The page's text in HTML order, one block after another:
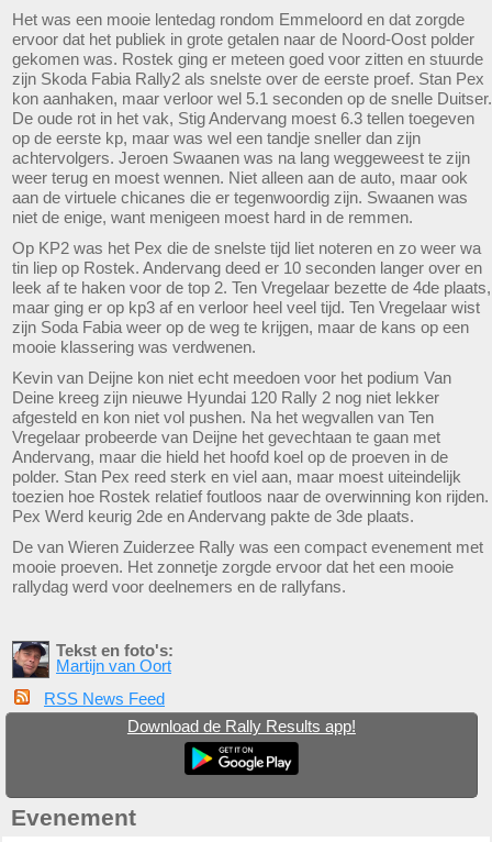
Het was een mooie lentedag rondom Emmeloord en dat zorgde
ervoor dat het publiek in grote getalen naar de Noord-Oost polder
gekomen was. Rostek ging er meteen goed voor zitten en stuurde
zijn Skoda Fabia Rally2 als snelste over de eerste proef. Stan Pex
kon aanhaken, maar verloor wel 5.1 seconden op de snelle Duitser.
De oude rot in het vak, Stig Andervang moest 6.3 tellen toegeven
op de eerste kp, maar was wel een tandje sneller dan zijn
achtervolgers. Jeroen Swaanen was na lang weggeweest te zijn
weer terug en moest wennen. Niet alleen aan de auto, maar ook
aan de virtuele chicanes die er tegenwoordig zijn. Swaanen was
niet de enige, want menigeen moest hard in de remmen.
Op KP2 was het Pex die de snelste tijd liet noteren en zo weer wa
tin liep op Rostek. Andervang deed er 10 seconden langer over en
leek af te haken voor de top 2. Ten Vregelaar bezette de 4de plaats,
maar ging er op kp3 af en verloor heel veel tijd. Ten Vregelaar wist
zijn Soda Fabia weer op de weg te krijgen, maar de kans op een
mooie klassering was verdwenen.
Kevin van Deijne kon niet echt meedoen voor het podium Van
Deine kreeg zijn nieuwe Hyundai 120 Rally 2 nog niet lekker
afgesteld en kon niet vol pushen. Na het wegvallen van Ten
Vregelaar probeerde van Deijne het gevechtaan te gaan met
Andervang, maar die hield het hoofd koel op de proeven in de
polder. Stan Pex reed sterk en viel aan, maar moest uiteindelijk
toezien hoe Rostek relatief foutloos naar de overwinning kon rijden.
Pex Werd keurig 2de en Andervang pakte de 3de plaats.
De van Wieren Zuiderzee Rally was een compact evenement met
mooie proeven. Het zonnetje zorgde ervoor dat het een mooie
rallydag werd voor deelnemers en de rallyfans.
Tekst en foto's:
Martijn van Oort
RSS News Feed
Download de Rally Results app!
Evenement